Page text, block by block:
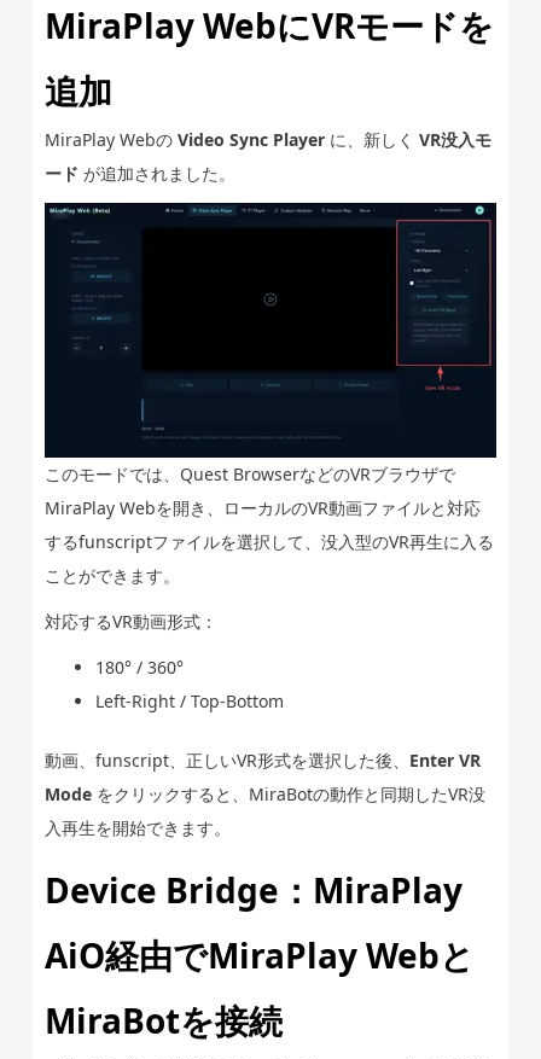
MiraPlay WebにVRモードを
追加
MiraPlay Webの Video Sync Playerに、新しく VR没入モ
ード が追加されました。
このモードでは、Quest BrowserなどのVRブラウザで
MiraPlay Webを開き、ローカルのVR動画ファイルと対応
するfunscriptファイルを選択して、没入型のVR再生に入る
ことができます。
対応するVR動画形式：
180° / 360°
Left-Right / Top-Bottom
動画、funscript、正しいVR形式を選択した後、 Enter VR
Modeをクリックすると、MiraBotの動作と同期したVR没
入再生を開始できます。
Device Bridge：MiraPlay
AiO経由でMiraPlay Webと
MiraBotを接続